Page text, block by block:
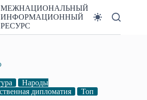
МЕЖНАЦИОНАЛЬНЫЙ
ИНФОРМАЦИОННЫЙ
РЕСУРС
Народы
дипломатия Топ